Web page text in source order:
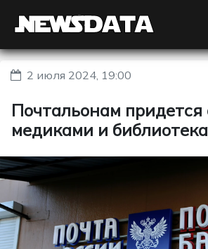
2 июля 2024, 19:00
Почтальонам придется
медиками и